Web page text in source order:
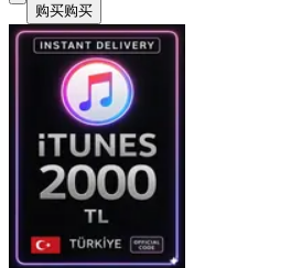
购买购买